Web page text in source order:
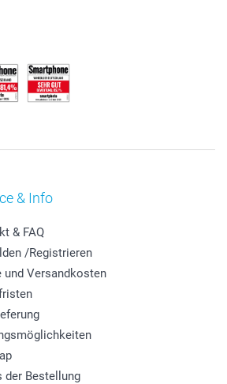
& Info
& FAQ
/Registrieren
und Versandkosten
der Bestellung